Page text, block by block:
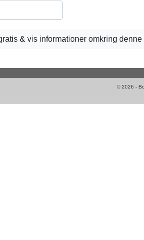
& vis informationer omkring denne
© 2026 -